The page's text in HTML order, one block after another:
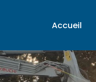
Accueil